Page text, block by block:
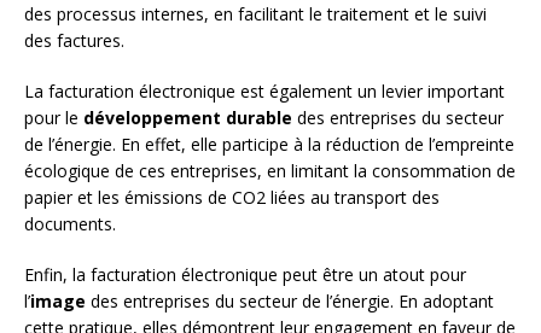
des processus internes, en facilitant le traitement et le suivi
des factures.
La facturation électronique est également un levier important
pour le développement durable des entreprises du secteur
de l’énergie. En effet, elle participe à la réduction de l’empreinte
écologique de ces entreprises, en limitant la consommation de
papier et les émissions de CO2 liées au transport des
documents.
Enfin, la facturation électronique peut être un atout pour
l’image des entreprises du secteur de l’énergie. En adoptant
cette pratique, elles démontrent leur engagement en faveur de